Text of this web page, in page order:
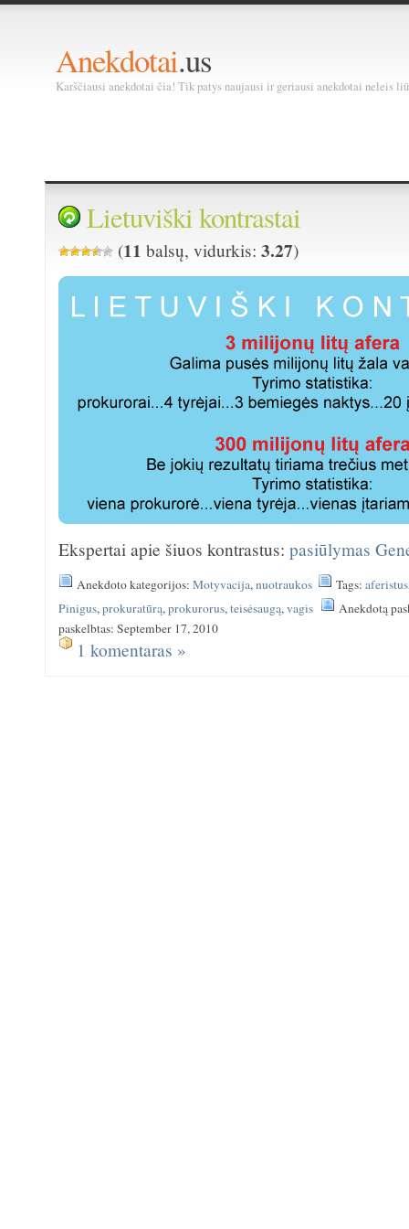
Anekdotai.us
Karščiausi anekdotai čia! Tik patys naujausi ir geriausi anekdotai neleis
Lietuviški kontrastai
(11 balsų, vidurkis:3.27)
Ekspertai apie šiuos kontrastus:pasiūlymas
Anekdoto kategorijos:Motyvacija,nuotraukos Tags:aferistus
Pinigus,prokuratūrą,prokurorus,teisėsaugą,vagis
Anekdotą
paskelbtas: September 17, 2010
1 komentaras »